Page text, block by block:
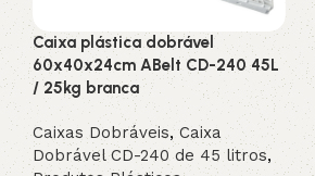
Caixa plástica dobrável
60x40x24cm ABelt CD-240 45L
/ 25kg branca
Caixas Dobráveis,Caixa
Dobrável CD-240 de 45 litros,